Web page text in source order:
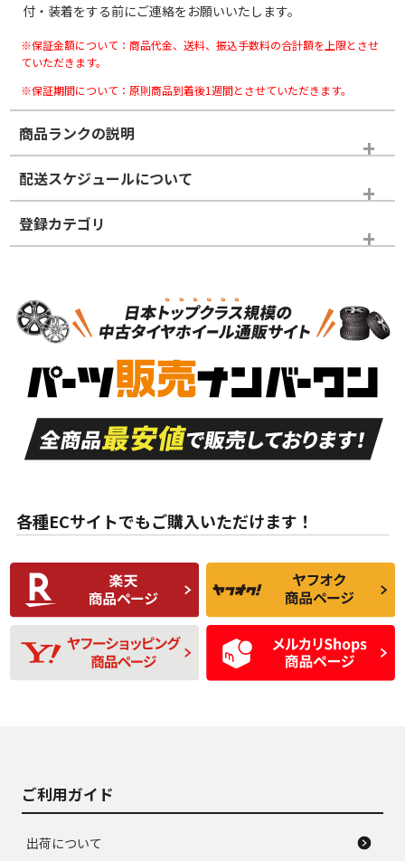
付・装着をする前にご連絡をお願いいたします。
※保証金額について：商品代金、送料、振込手数料の合計額を上限とさせ
ていただきます。
※保証期間について：原則商品到着後1週間とさせていただきます。
商品ランクの説明
※商品ランクは出品者の主観により判断しておりますので、あら
かじめご了承ください。
ホイールランク
S
品）
S
新車外し品（新古
付き
A
走行距離も少なく、
目立つ傷もほとんど
ない中古品
A
走行距離も少なく、
非常に状態の良い中
古品
な中古品
んどない中古品
C
比較的きれいな中古
品
C
られるが、使用に問
題のない中古品
D
使用感や目立つ傷が
あり、一般的な中古
品
D
残り溝も少なく、偏
磨耗がみられ、短期
間使用できるくらい
の中古品
配送スケジュールについて
登録カテゴリ
スタッドレスタイヤホイールセット
各種ECサイトでもご購入いただけます！
ご利用ガイド
出荷について